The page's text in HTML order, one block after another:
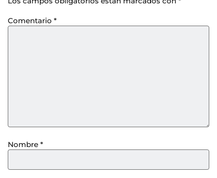
Comentario *
Nombre *